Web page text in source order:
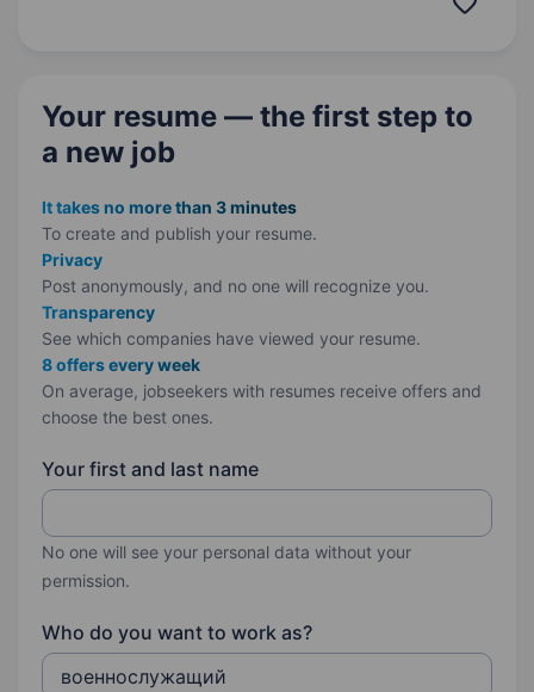
Your resume — the first step to
a new job
It takes no more than 3 minutes
To create and publish your resume.
Privacy
Post anonymously, and no one will recognize you.
Transparency
See which companies have viewed your resume.
8 offers every week
On average, jobseekers with resumes receive offers and
choose the best ones.
Your first and last name
No one will see your personal data without your
permission.
Who do you want to work as?